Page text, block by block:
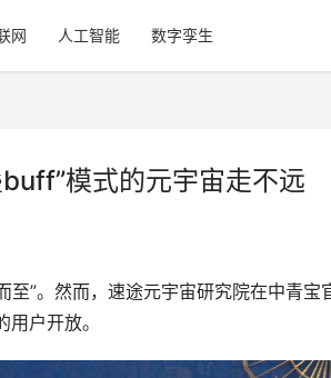
网 人工智能 数字孪生
模式的元宇宙走不远
”。然而，速途元宇宙研究院在中青宝
户开放。